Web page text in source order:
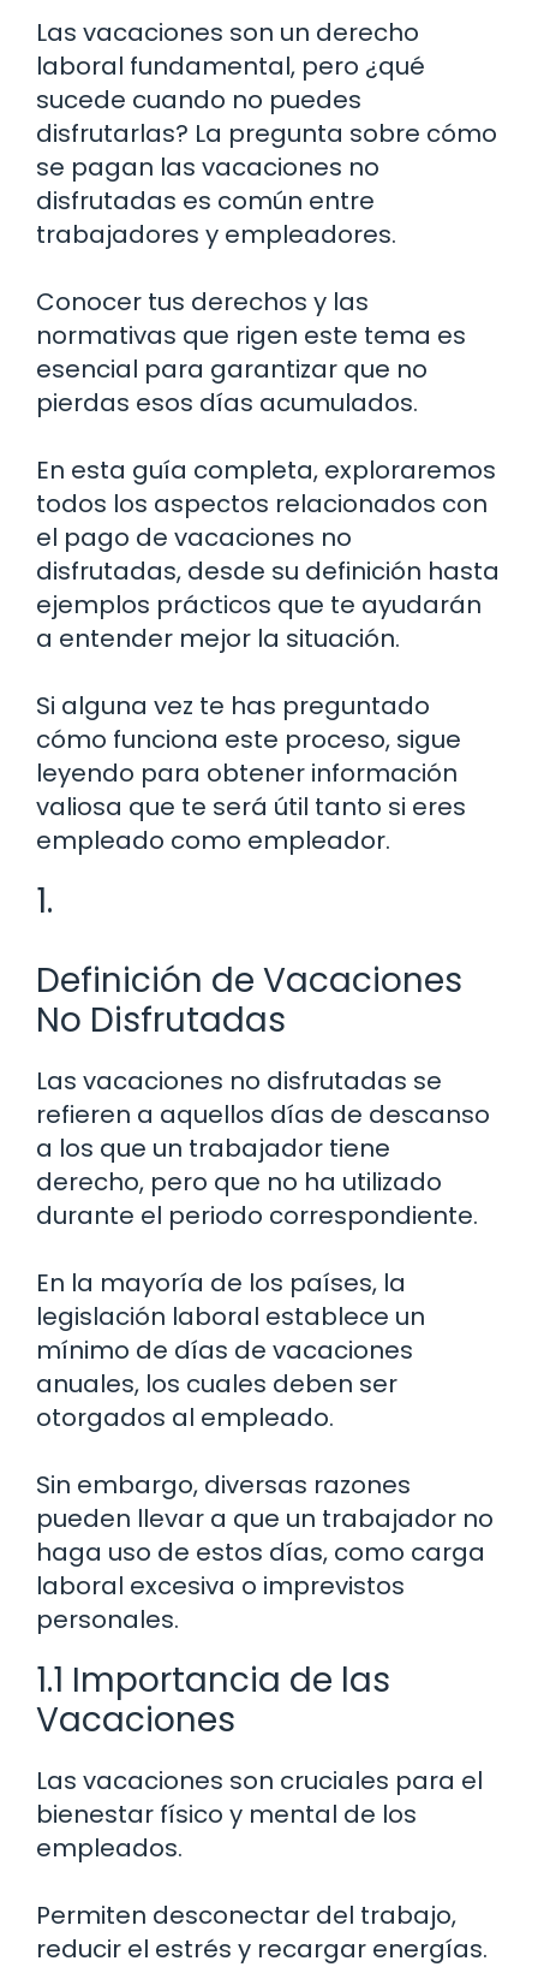
Las vacaciones son un derecho
laboral fundamental, pero ¿qué
sucede cuando no puedes
disfrutarlas? La pregunta sobre cómo
se pagan las vacaciones no
disfrutadas es común entre
trabajadores y empleadores.
Conocer tus derechos y las
normativas que rigen este tema es
esencial para garantizar que no
pierdas esos días acumulados.
En esta guía completa, exploraremos
todos los aspectos relacionados con
el pago de vacaciones no
disfrutadas, desde su definición hasta
ejemplos prácticos que te ayudarán
a entender mejor la situación.
Si alguna vez te has preguntado
cómo funciona este proceso, sigue
leyendo para obtener información
valiosa que te será útil tanto si eres
empleado como empleador.
1.
Definición de Vacaciones
No Disfrutadas
Las vacaciones no disfrutadas se
refieren a aquellos días de descanso
a los que un trabajador tiene
derecho, pero que no ha utilizado
durante el periodo correspondiente.
En la mayoría de los países, la
legislación laboral establece un
mínimo de días de vacaciones
anuales, los cuales deben ser
otorgados al empleado.
Sin embargo, diversas razones
pueden llevar a que un trabajador no
haga uso de estos días, como carga
laboral excesiva o imprevistos
personales.
1.1 Importancia de las
Vacaciones
Las vacaciones son cruciales para el
bienestar físico y mental de los
empleados.
Permiten desconectar del trabajo,
reducir el estrés y recargar energías.